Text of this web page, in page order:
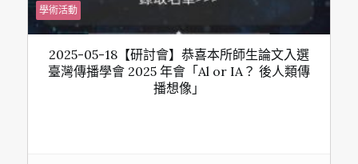
學術活動
2025-05-18【研討會】恭喜本所師生論文入選
臺灣傳播學會 2025 年會「Al or IA？ 後人類傳
播想像」